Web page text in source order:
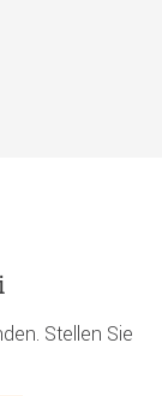
Stellen Sie